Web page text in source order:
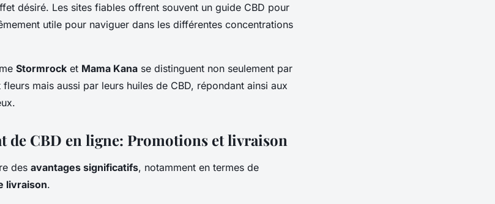
désiré. Les sites fiables offrent souvent un guide CBD pour
utile pour naviguer dans les différentes concentrations
Stormrock et Mama Kana se distinguent non seulement par
mais aussi par leurs huiles de CBD, répondant ainsi aux
de CBD en ligne: Promotions et livraison
des avantages significatifs, notamment en termes de
livraison.